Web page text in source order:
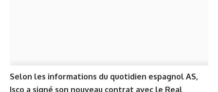
Selon les informations du quotidien espagnol AS,
Isco a signé son nouveau contrat avec le Real